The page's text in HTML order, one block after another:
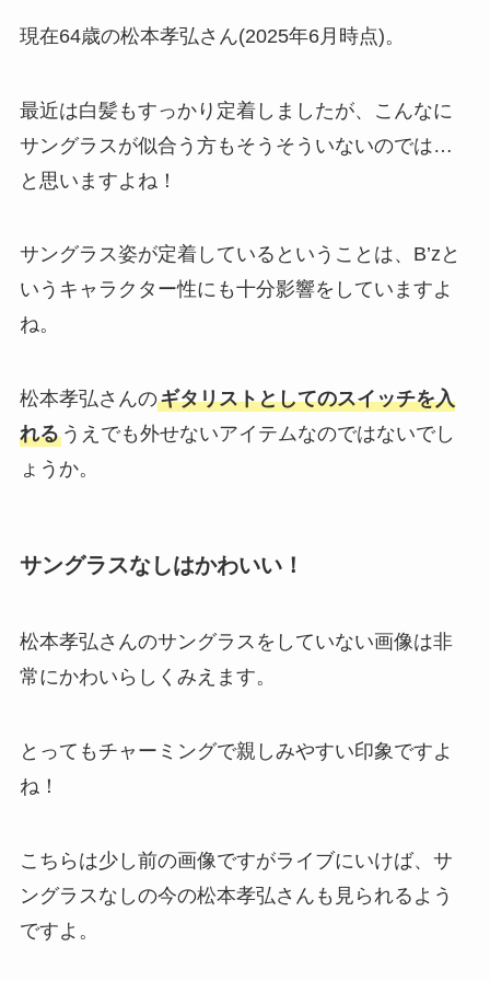
現在64歳の松本孝弘さん(2025年6月時点)。
最近は白髪もすっかり定着しましたが、こんなに
サングラスが似合う方もそうそういないのでは…
と思いますよね！
サングラス姿が定着しているということは、B’zと
いうキャラクター性にも十分影響をしていますよ
ね。
松本孝弘さんのギタリストとしてのスイッチを入
れるうえでも外せないアイテムなのではないでし
ょうか。
サングラスなしはかわいい！
松本孝弘さんのサングラスをしていない画像は非
常にかわいらしくみえます。
とってもチャーミングで親しみやすい印象ですよ
ね！
こちらは少し前の画像ですがライブにいけば、サ
ングラスなしの今の松本孝弘さんも見られるよう
ですよ。